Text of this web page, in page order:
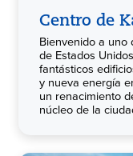
Centro de
Bienvenido a uno
de Estados
fantásticos
y nueva energía
un renacimiento
núcleo de la